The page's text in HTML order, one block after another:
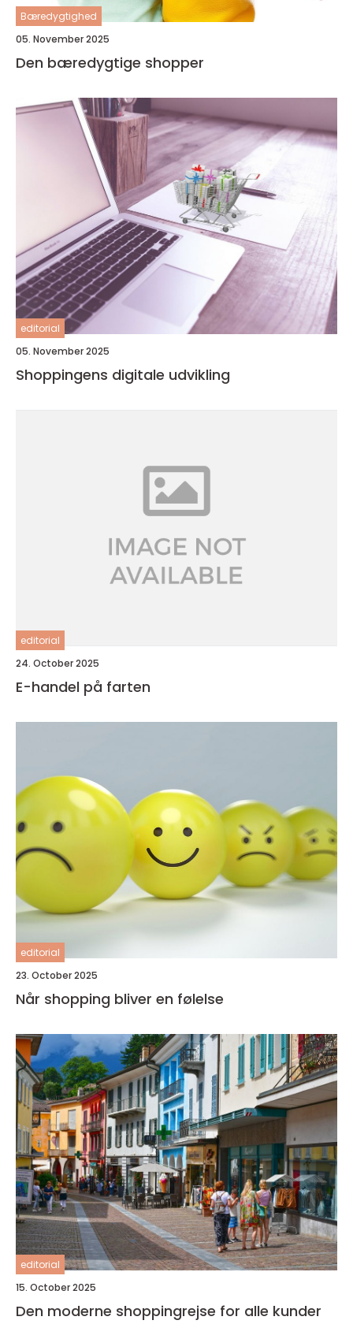
Bæredygtighed
05. November 2025
Den bæredygtige shopper
editorial
05. November 2025
Shoppingens digitale udvikling
editorial
24. October 2025
E-handel på farten
editorial
23. October 2025
Når shopping bliver en følelse
editorial
15. October 2025
Den moderne shoppingrejse for alle kunder